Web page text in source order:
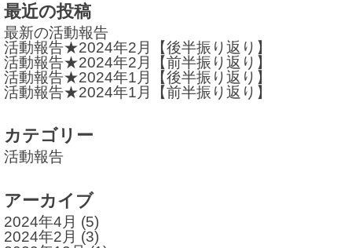
ョ
ン
最近の投稿
最新の活動報告
活動報告★2024年2月【後半振り返り】
活動報告★2024年2月【前半振り返り】
活動報告★2024年1月【後半振り返り】
活動報告★2024年1月【前半振り返り】
カテゴリー
活動報告
アーカイブ
2024年4月 (5)
2024年2月 (3)